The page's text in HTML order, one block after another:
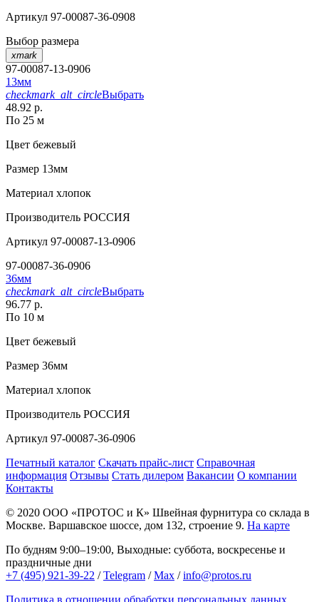
Артикул 97-00087-36-0908
Выбор размера
xmark
97-00087-13-0906
13мм
checkmark_alt_circleВыбрать
48.92 р.
По 25 м
Цвет бежевый
Размер 13мм
Материал хлопок
Производитель РОССИЯ
Артикул 97-00087-13-0906
97-00087-36-0906
36мм
checkmark_alt_circleВыбрать
96.77 р.
По 10 м
Цвет бежевый
Размер 36мм
Материал хлопок
Производитель РОССИЯ
Артикул 97-00087-36-0906
Печатный каталог Скачать прайс-лист Справочная
информация Отзывы Стать дилером Вакансии О компании
Контакты
© 2020 ООО «ПРОТОС и К» Швейная фурнитура со склада в
Москве. Варшавское шоссе, дом 132, строение 9. На карте
По будням 9:00–19:00, Выходные: суббота, воскресенье и
праздничные дни
+7 (495) 921-39-22 /Telegram /Max /info@protos.ru